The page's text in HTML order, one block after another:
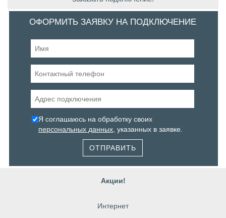
ОФОРМИТЬ ЗАЯВКУ НА ПОДКЛЮЧЕНИЕ
Я соглашаюсь на обработку своих
персональных данных , указанных в заявке.
ОТПРАВИТЬ
Акции!
Интернет